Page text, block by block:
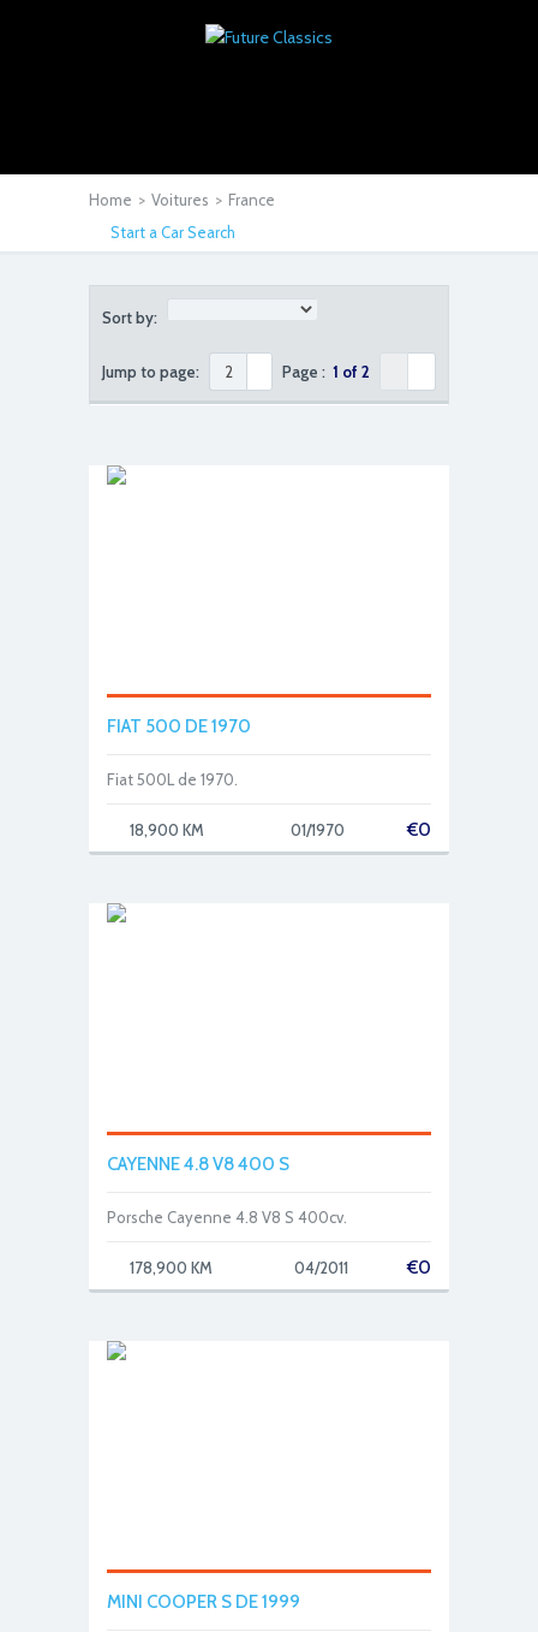
Home > Voitures > France
Start a Car Search
Sort by:
Jump to page: Page : 1 of 2
FIAT 500 DE 1970
Fiat 500L de 1970.
€0
18,900 KM 01/1970
CAYENNE 4.8 V8 400 S
Porsche Cayenne 4.8 V8 S 400cv.
€0
178,900 KM 04/2011
MINI COOPER S DE 1999